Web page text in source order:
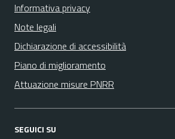
Informativa privacy
Note legali
Dichiarazione di accessibilità
Piano di miglioramento
Attuazione misure PNRR
SEGUICI SU